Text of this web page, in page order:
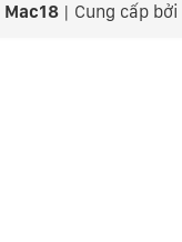
Mac18 | Cung cấp bởi